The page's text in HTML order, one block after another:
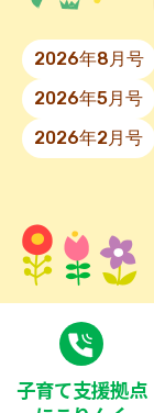
2026年8月号
2026年5月号
2026年2月号
⼦育て⽀援拠点